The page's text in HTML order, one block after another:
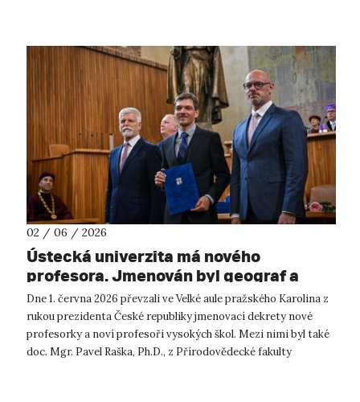
02 / 06 / 2026
Ústecká univerzita má nového
profesora. Jmenován byl geograf a
krajinný ekolog Pavel Raška.
Dne 1. června 2026 převzali ve Velké aule pražského Karolina z
rukou prezidenta České republiky jmenovací dekrety nové
profesorky a noví profesoři vysokých škol. Mezi nimi byl také
doc. Mgr. Pavel Raška, Ph.D., z Přírodovědecké fakulty